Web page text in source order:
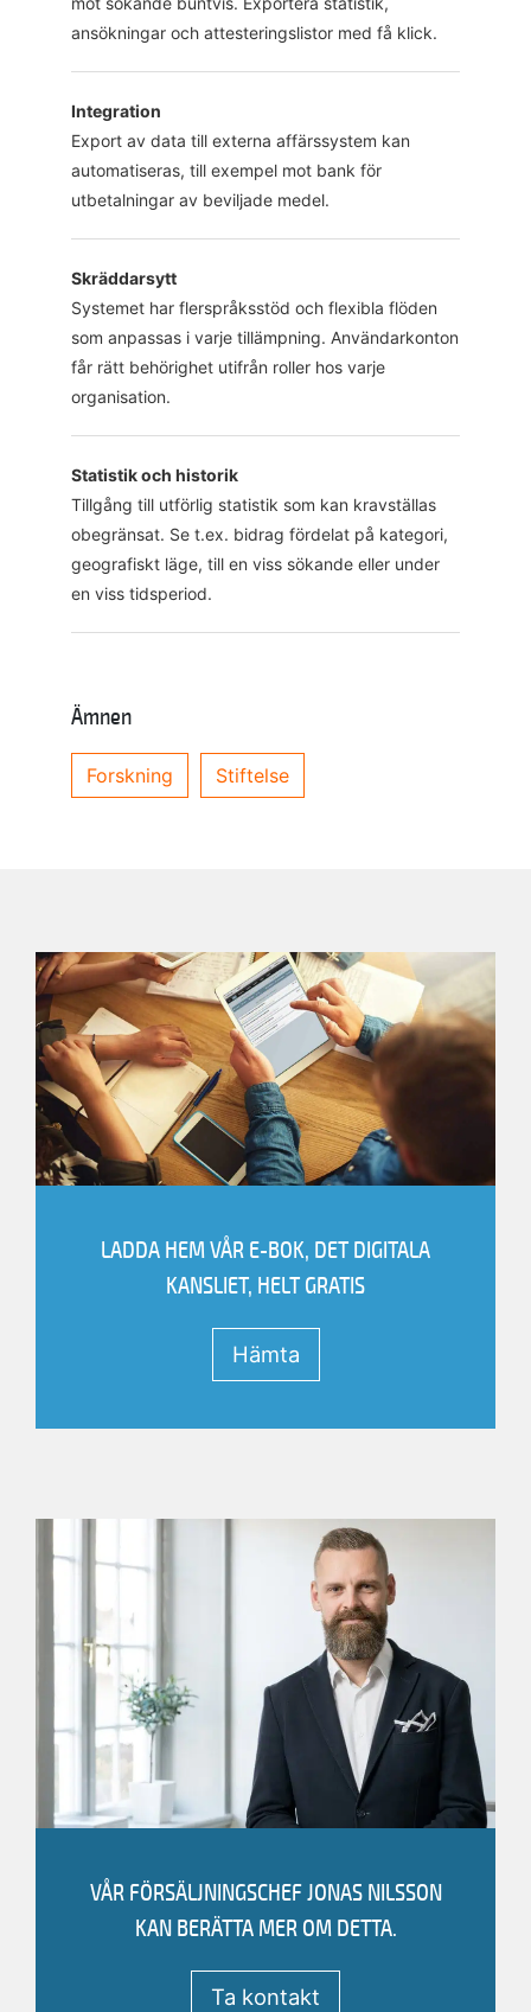
ansökningar och attesteringslistor med få klick.
Integration
Export av data till externa affärssystem kan
automatiseras, till exempel mot bank för
utbetalningar av beviljade medel.
Skräddarsytt
Systemet har flerspråksstöd och flexibla flöden
som anpassas i varje tillämpning. Användarkonton
får rätt behörighet utifrån roller hos varje
organisation.
Statistik och historik
Tillgång till utförlig statistik som kan kravställas
obegränsat. Se t.ex. bidrag fördelat på kategori,
geografiskt läge, till en viss sökande eller under
en viss tidsperiod.
Ämnen
Forskning Stiftelse
LADDA HEM VÅR E-BOK, DET DIGITALA
KANSLIET, HELT GRATIS
Hämta
Vänligen fyll i informationen nedan för att
hämta filen.
Efternamn
E-postadress
VÅR FÖRSÄLJNINGSCHEFJONAS NILSSON
KAN BERÄTTA MER OM DETTA.
Ta kontakt
Försäljningschef
JONAS NILSSON
Jag vill bli kontaktad